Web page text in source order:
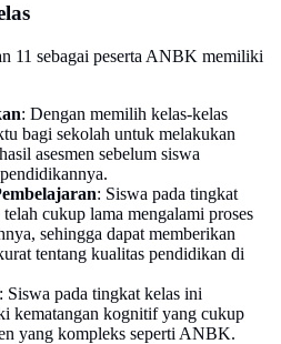
11 sebagai peserta ANBK memiliki
: Dengan memilih kelas-kelas
bagi sekolah untuk melakukan
asesmen sebelum siswa
: Siswa pada tingkat
cukup lama mengalami proses
sehingga dapat memberikan
tentang kualitas pendidikan di
: Siswa pada tingkat kelas ini
kematangan kognitif yang cukup
yang kompleks seperti ANBK.